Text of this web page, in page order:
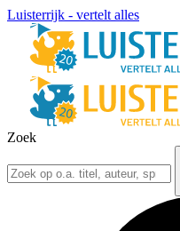
Luisterrijk - vertelt alles
Zoek